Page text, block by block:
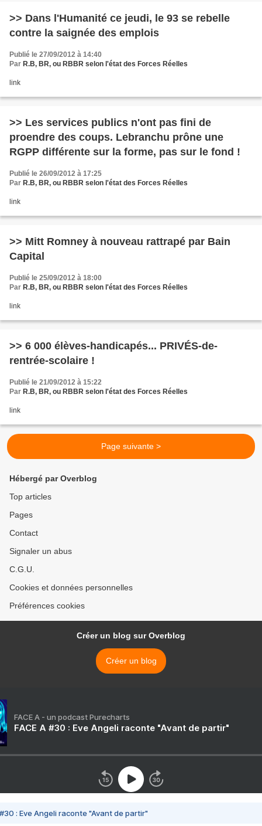
>> Dans l'Humanité ce jeudi, le 93 se rebelle
contre la saignée des emplois
Publié le 27/09/2012 à 14:40
Par R.B, BR, ou RBBR selon l'état des Forces Réelles
link
>> Les services publics n'ont pas fini de
proendre des coups. Lebranchu prône une
RGPP différente sur la forme, pas sur le fond !
Publié le 26/09/2012 à 17:25
Par R.B, BR, ou RBBR selon l'état des Forces Réelles
link
>> Mitt Romney à nouveau rattrapé par Bain
Capital
Publié le 25/09/2012 à 18:00
Par R.B, BR, ou RBBR selon l'état des Forces Réelles
link
>> 6 000 élèves-handicapés... PRIVÉS-de-
rentrée-scolaire !
Publié le 21/09/2012 à 15:22
Par R.B, BR, ou RBBR selon l'état des Forces Réelles
link
Page suivante >
Hébergé par Overblog
Top articles
Pages
Contact
Signaler un abus
C.G.U.
Cookies et données personnelles
Préférences cookies
Créer un blog sur Overblog
Créer un blog
FACE A - un podcast Purecharts
FACE A #30 : Eve Angeli raconte "Avant de partir"
#30 : Eve Angeli raconte "Avant de partir"